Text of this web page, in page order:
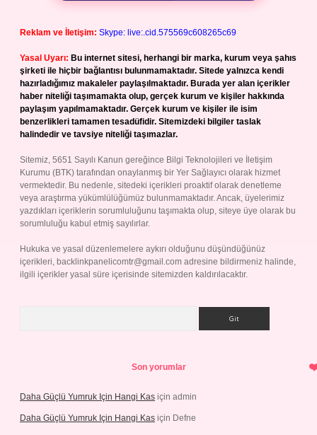
Reklam ve İletişim: Skype: live:.cid.575569c608265c69
Yasal Uyarı: Bu internet sitesi, herhangi bir marka, kurum veya şahıs
şirketi ile hiçbir bağlantısı bulunmamaktadır. Sitede yalnızca kendi
hazırladığımız makaleler paylaşılmaktadır. Burada yer alan içerikler
haber niteliği taşımamakta olup, gerçek kurum ve kişiler hakkında
paylaşım yapılmamaktadır. Gerçek kurum ve kişiler ile isim
benzerlikleri tamamen tesadüfidir. Sitemizdeki bilgiler taslak
halindedir ve tavsiye niteliği taşımazlar.
Sitemiz, 5651 Sayılı Kanun gereğince Bilgi Teknolojileri ve İletişim
Kurumu (BTK) tarafından onaylanmış bir Yer Sağlayıcı olarak hizmet
vermektedir. Bu nedenle, sitedeki içerikleri proaktif olarak denetleme
veya araştırma yükümlülüğümüz bulunmamaktadır. Ancak, üyelerimiz
yazdıkları içeriklerin sorumluluğunu taşımakta olup, siteye üye olarak bu
sorumluluğu kabul etmiş sayılırlar.
Hukuka ve yasal düzenlemelere aykırı olduğunu düşündüğünüz
içerikleri, backlinkpanelicomtr@gmail.com adresine bildirmeniz halinde,
ilgili içerikler yasal süre içerisinde sitemizden kaldırılacaktır.
Son yorumlar
Daha Güçlü Yumruk Için Hangi Kas için admin
Daha Güçlü Yumruk Için Hangi Kas için Defne